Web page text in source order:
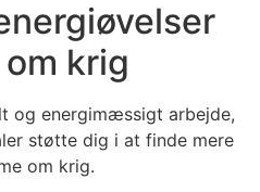
krig
og energimæssigt arbejde,
støtte dig i at finde mere
om krig.